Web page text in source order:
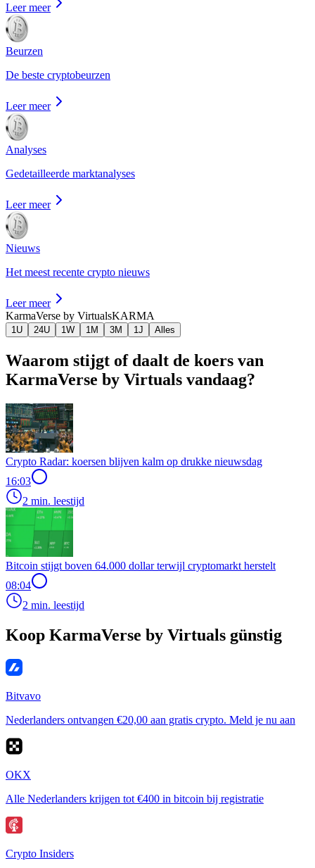
Leer meer
Beurzen
De beste cryptobeurzen
Leer meer
Analyses
Gedetailleerde marktanalyses
Leer meer
Nieuws
Het meest recente crypto nieuws
Leer meer
KarmaVerse by VirtualsKARMA
1U 24U 1W 1M 3M 1J Alles
Waarom stijgt of daalt de koers van
KarmaVerse by Virtuals vandaag?
Crypto Radar: koersen blijven kalm op drukke nieuwsdag
16:03
2 min. leestijd
Bitcoin stijgt boven 64.000 dollar terwijl cryptomarkt herstelt
08:04
2 min. leestijd
Koop KarmaVerse by Virtuals günstig
Bitvavo
Nederlanders ontvangen €20,00 aan gratis crypto. Meld je nu aan
OKX
Alle Nederlanders krijgen tot €400 in bitcoin bij registratie
Crypto Insiders